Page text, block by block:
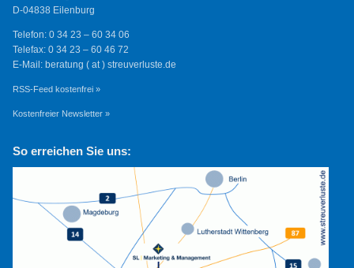
D-04838 Eilenburg
Telefon: 0 34 23 – 60 34 06
Telefax: 0 34 23 – 60 46 72
E-Mail: beratung ( at ) streuverluste.de
RSS-Feed kostenfrei »
Kostenfreier Newsletter »
So erreichen Sie uns: